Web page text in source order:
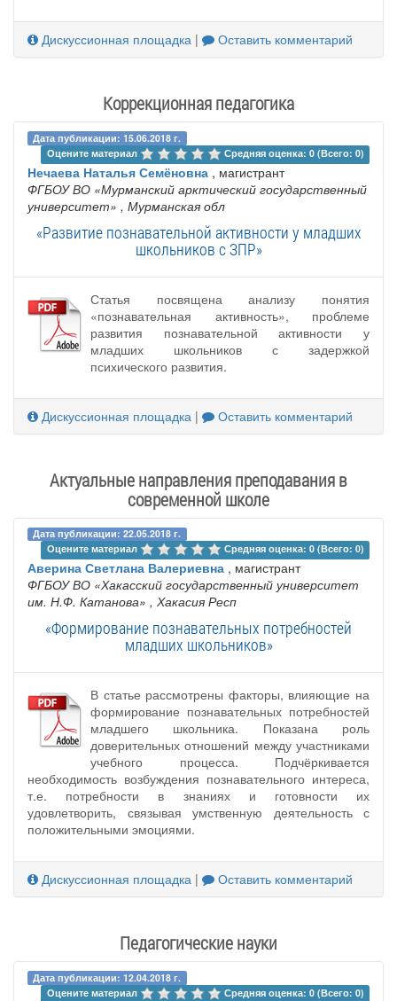
Дискуссионная площадка | Оставить комментарий
Коррекционная педагогика
Дата публикации: 15.06.2018 г.
Оцените материал
Средняя оценка: 0 (Всего: 0)
Нечаева Наталья Семёновна , магистрант
ФГБОУ ВО «Мурманский арктический государственный
университет» , Мурманская обл
«Развитие познавательной активности у младших
школьников с ЗПР»
Статья посвящена анализу понятия
«познавательная активность», проблеме
развития познавательной активности у
младших школьников с задержкой
психического развития.
Дискуссионная площадка | Оставить комментарий
Актуальные направления преподавания в
современной школе
Дата публикации: 22.05.2018 г.
Оцените материал
Средняя оценка: 0 (Всего: 0)
Аверина Светлана Валериевна , магистрант
ФГБОУ ВО «Хакасский государственный университет
им. Н.Ф. Катанова» , Хакасия Респ
«Формирование познавательных потребностей
младших школьников»
В статье рассмотрены факторы, влияющие на
формирование познавательных потребностей
младшего школьника. Показана роль
доверительных отношений между участниками
учебного процесса. Подчёркивается
необходимость возбуждения познавательного интереса,
т.е. потребности в знаниях и готовности их
удовлетворить, связывая умственную деятельность с
положительными эмоциями.
Дискуссионная площадка | Оставить комментарий
Педагогические науки
Дата публикации: 12.04.2018 г.
Оцените материал
Средняя оценка: 0 (Всего: 0)